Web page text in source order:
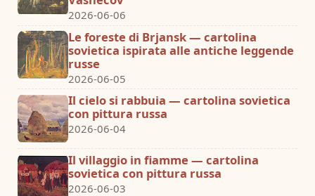
2026-06-06
Le foreste di Brjansk — cartolina
sovietica ispirata alle antiche leggende
russe
2026-06-05
Il cielo si rabbuia — cartolina sovietica
con pittura russa
2026-06-04
Il villaggio in fiamme — cartolina
sovietica con pittura russa
2026-06-03